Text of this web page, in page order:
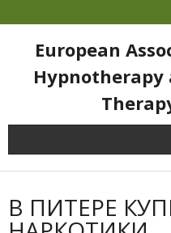
European
Hypnotherapy
В ПИТЕРЕ